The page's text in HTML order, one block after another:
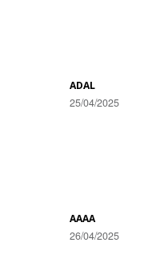
ADAL
25/04/2025
AAAA
26/04/2025